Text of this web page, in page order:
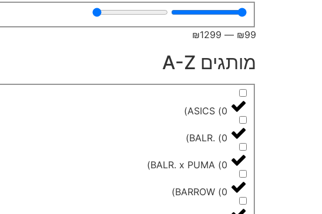
₪99
—
₪1299
מותגים A-Z
ASICS (0
)
BALR. (0
)
BALR. x PUMA (0
)
BARROW (0
)